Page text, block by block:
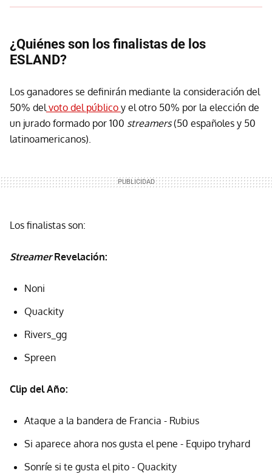
¿Quiénes son los finalistas de los
ESLAND?
Los ganadores se definirán mediante la consideración del
50% delvoto del público y el otro 50% por la elección de
un jurado formado por 100 streamers(50 españoles y 50
latinoamericanos).
Los finalistas son:
StreamerRevelación:
Noni
Quackity
Rivers_gg
Spreen
Clip del Año:
Ataque a la bandera de Francia - Rubius
Si aparece ahora nos gusta el pene - Equipo tryhard
Sonríe si te gusta el pito - Quackity